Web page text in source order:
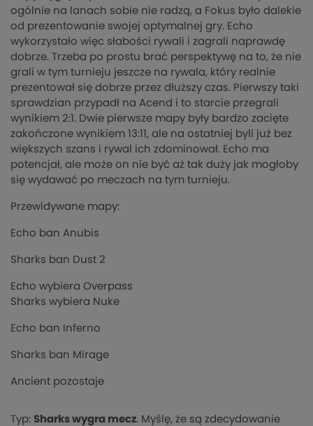
ogólnie na lanach sobie nie radzą, a Fokus było dalekie
od prezentowanie swojej optymalnej gry. Echo
wykorzystało więc słabości rywali i zagrali naprawdę
dobrze. Trzeba po prostu brać perspektywę na to, że nie
grali w tym turnieju jeszcze na rywala, który realnie
prezentował się dobrze przez dłuższy czas. Pierwszy taki
sprawdzian przypadł na Acend i to starcie przegrali
wynikiem 2:1. Dwie pierwsze mapy były bardzo zacięte
zakończone wynikiem 13:11, ale na ostatniej byli już bez
większych szans i rywal ich zdominował. Echo ma
potencjał, ale może on nie być aż tak duży jak mogłoby
się wydawać po meczach na tym turnieju.
Przewidywane mapy:
Echo ban Anubis
Sharks ban Dust 2
Echo wybiera Overpass
Sharks wybiera Nuke
Echo ban Inferno
Sharks ban Mirage
Ancient pozostaje
Typ: Sharks wygra mecz. Myślę, że są zdecydowanie